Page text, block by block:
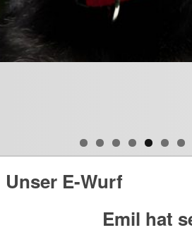
Unser E-Wurf
Emil hat